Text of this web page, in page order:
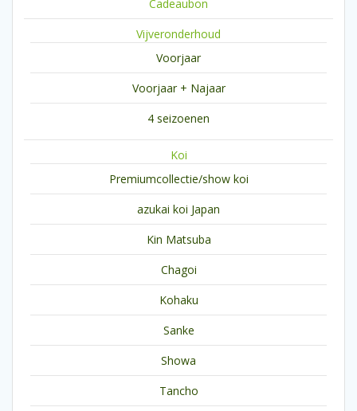
Cadeaubon
Vijveronderhoud
Voorjaar
Voorjaar + Najaar
4 seizoenen
Koi
Premiumcollectie/show koi
azukai koi Japan
Kin Matsuba
Chagoi
Kohaku
Sanke
Showa
Tancho